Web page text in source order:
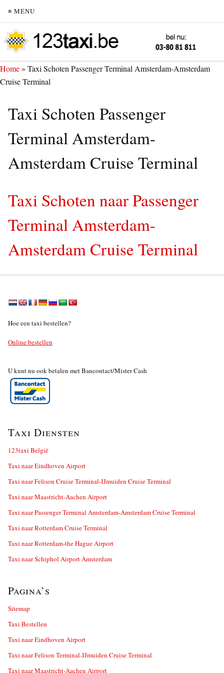
≡ MENU
Home» Taxi Schoten Passenger Terminal Amsterdam-Amsterdam
Cruise Terminal
Taxi Schoten Passenger
Terminal Amsterdam-
Amsterdam Cruise Terminal
Taxi Schoten naar Passenger
Terminal Amsterdam-
Amsterdam Cruise Terminal
Hoe een taxi bestellen?
Online bestellen
U kunt nu ook betalen met Bancontact/Mister Cash
Taxi Diensten
123taxi België
Taxi naar Eindhoven Airport
Taxi naar Felison Cruise Terminal-IJmuiden Cruise Terminal
Taxi naar Maastricht-Aachen Airport
Taxi naar Passenger Terminal Amsterdam-Amsterdam Cruise Terminal
Taxi naar Rotterdam Cruise Terminal
Taxi naar Rotterdam-the Hague Airport
Taxi naar Schiphol Airport Amsterdam
Pagina’s
Sitemap
Taxi Bestellen
Taxi naar Eindhoven Airport
Taxi naar Felison Terminal-IJmuiden Cruise Terminal
Taxi naar Maastricht-Aachen Airport